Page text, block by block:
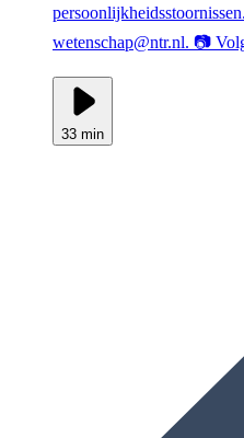
wetenschap@ntr.nl. 📷
33 min